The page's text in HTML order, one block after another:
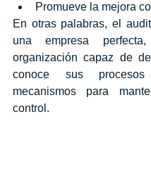
Promueve la mejora
En otras palabras, el
una empresa
organización capaz de
conoce sus
mecanismos para
control.